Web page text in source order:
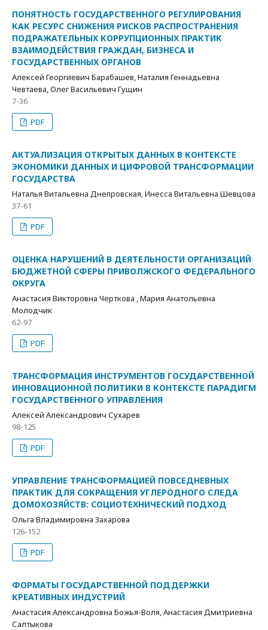
ПОНЯТНОСТЬ ГОСУДАРСТВЕННОГО РЕГУЛИРОВАНИЯ
КАК РЕСУРС СНИЖЕНИЯ РИСКОВ РАСПРОСТРАНЕНИЯ
ПОДРАЖАТЕЛЬНЫХ КОРРУПЦИОННЫХ ПРАКТИК
ВЗАИМОДЕЙСТВИЯ ГРАЖДАН, БИЗНЕСА И
ГОСУДАРСТВЕННЫХ ОРГАНОВ
Алексей Георгиевич Барабашев, Наталия Геннадьевна
Чевтаева, Олег Васильевич Гущин
7-36
PDF
АКТУАЛИЗАЦИЯ ОТКРЫТЫХ ДАННЫХ В КОНТЕКСТЕ
ЭКОНОМИКИ ДАННЫХ И ЦИФРОВОЙ ТРАНСФОРМАЦИИ
ГОСУДАРСТВА
Наталья Витальевна Днепровская, Инесса Витальевна Шевцова
37-61
PDF
ОЦЕНКА НАРУШЕНИЙ В ДЕЯТЕЛЬНОСТИ ОРГАНИЗАЦИЙ
БЮДЖЕТНОЙ СФЕРЫ ПРИВОЛЖСКОГО ФЕДЕРАЛЬНОГО
ОКРУГА
Анастасия Викторовна Черткова , Мария Анатольевна
Молодчик
62-97
PDF
ТРАНСФОРМАЦИЯ ИНСТРУМЕНТОВ ГОСУДАРСТВЕННОЙ
ИННОВАЦИОННОЙ ПОЛИТИКИ В КОНТЕКСТЕ ПАРАДИГМ
ГОСУДАРСТВЕННОГО УПРАВЛЕНИЯ
Алексей Александрович Сухарев
98-125
PDF
УПРАВЛЕНИЕ ТРАНСФОРМАЦИЕЙ ПОВСЕДНЕВНЫХ
ПРАКТИК ДЛЯ СОКРАЩЕНИЯ УГЛЕРОДНОГО СЛЕДА
ДОМОХОЗЯЙСТВ: СОЦИОТЕХНИЧЕСКИЙ ПОДХОД
Ольга Владимировна Захарова
126-152
PDF
ФОРМАТЫ ГОСУДАРСТВЕННОЙ ПОДДЕРЖКИ
КРЕАТИВНЫХ ИНДУСТРИЙ
Анастасия Александровна Божья-Воля, Анастасия Дмитриевна
Салтыкова